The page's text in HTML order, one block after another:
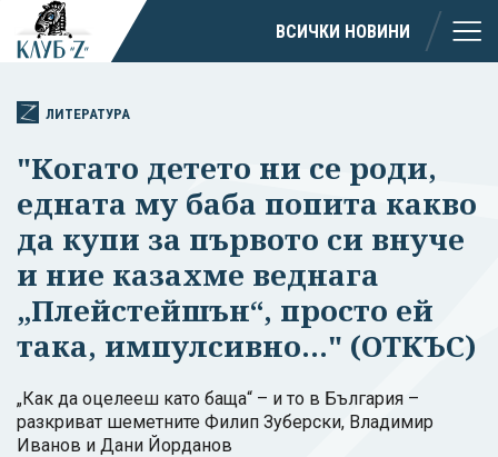
ВСИЧКИ НОВИНИ
ЛИТЕРАТУРА
"Когато детето ни се роди,
едната му баба попита какво
да купи за първото си внуче
и ние казахме веднага
„Плейстейшън“, просто ей
така, импулсивно..." (ОТКЪС)
„Как да оцелееш като баща“ – и то в България –
разкриват шеметните Филип Зуберски, Владимир
Иванов и Дани Йорданов